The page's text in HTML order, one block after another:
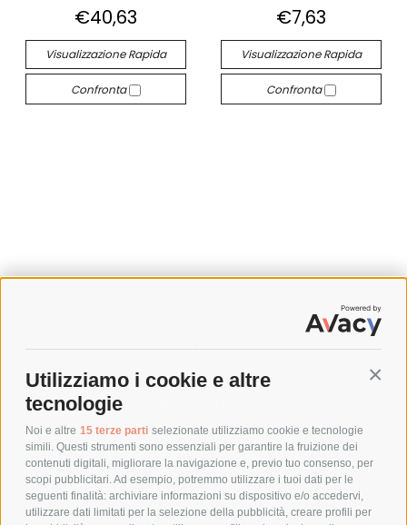
Utilizziamo i cookie e altre
tecnologie
Noi e altre 15 terze parti selezionate utilizziamo cookie e tecnologie
simili. Questi strumenti sono essenziali per garantire la fruizione dei
contenuti digitali, migliorare la navigazione e, previo tuo consenso, per
scopi pubblicitari. Ad esempio, potremmo utilizzare i tuoi dati per le
seguenti finalità: archiviare informazioni su dispositivo e/o accedervi,
utilizzare dati limitati per la selezione della pubblicità, creare profili per
€40,63
Visualizzazione Rapida
Confronta
€7,63
Visualizzazione Rapida
Confronta
SPEDIZIONI
COSTI DI SPEDIZIONE
POLITICA DI RESO
POLICY